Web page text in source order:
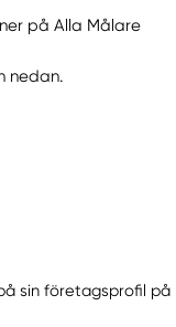
på Alla Målare
nedan.
sin företagsprofil på